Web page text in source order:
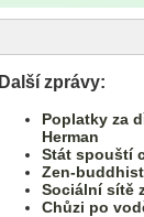
Další zprávy:
Poplatky za
Herman
Stát spouští
Zen-
Sociální sítě
Chůzi po